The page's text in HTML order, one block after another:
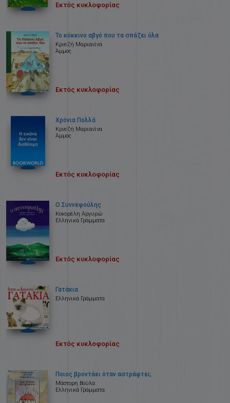
Εκτός κυκλοφορίας
Το κόκκινο αβγό που τα σπάζει όλα
Κριεζή Μαριανίνα
Άμμος
Εκτός κυκλοφορίας
Χρόνια Πολλά
Κριεζή Μαριανίνα
Άμμος
Εκτός κυκλοφορίας
Ο Συννεφούλης
Κοκορέλη Αργυρώ
Ελληνικά Γράμματα
Εκτός κυκλοφορίας
Γατάκια
Ελληνικά Γράμματα
Εκτός κυκλοφορίας
Ποιος βροντάει όταν αστράφτει;
Μάστορη Βούλα
Ελληνικά Γράμματα